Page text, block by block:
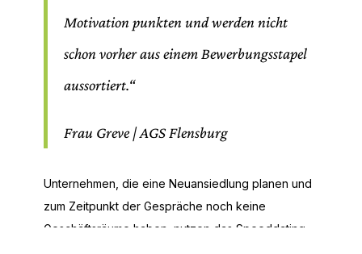
Motivation punkten und werden nicht
schon vorher aus einem Bewerbungsstapel
aussortiert.“
Frau Greve | AGS Flensburg
Unternehmen, die eine Neuansiedlung planen und
zum Zeitpunkt der Gespräche noch keine
Geschäftsräume haben, nutzen das Speeddating